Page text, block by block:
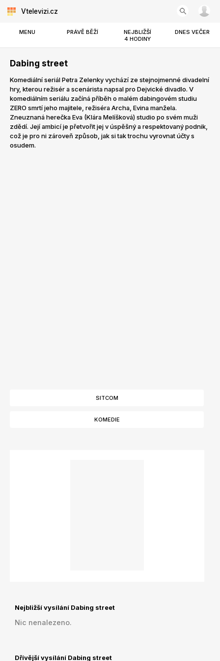
Vtelevizi.cz
MENU PRÁVĚ BĚŽÍ
NEJBLIŽŠÍ
4 HODINY
DNES VEČER
Dabing street
Komediální seriál Petra Zelenky vychází ze stejnojmenné divadelní
hry, kterou režisér a scenárista napsal pro Dejvické divadlo. V
komediálním seriálu začíná příběh o malém dabingovém studiu
ZERO smrtí jeho majitele, režiséra Archa, Evina manžela.
Zneuznaná herečka Eva (Klára Melíšková) studio po svém muži
zdědí. Její ambicí je přetvořit jej v úspěšný a respektovaný podnik,
což je pro ni zároveň způsob, jak si tak trochu vyrovnat účty s
osudem.
SITCOM
KOMEDIE
Nejbližší vysílání Dabing street
Nic nenalezeno.
Dřívější vysílání Dabing street